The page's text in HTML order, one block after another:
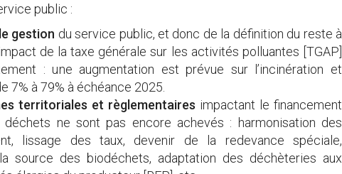
public :
gestion du service public, et donc de la définition du reste à
de la taxe générale sur les activités polluantes [TGAP]
: une augmentation est prévue sur l’incinération et
7% à 79% à échéance 2025.
territoriales et règlementaires impactant le financement
ne sont pas encore achevés : harmonisation des
lissage des taux, devenir de la redevance spéciale,
source des biodéchets, adaptation des déchèteries aux